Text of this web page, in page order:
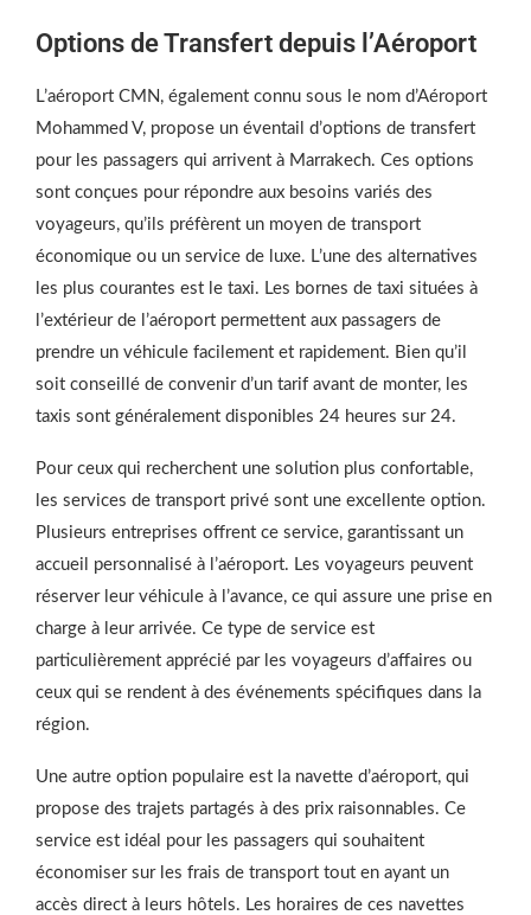
Options de Transfert depuis l’Aéroport
L’aéroport CMN, également connu sous le nom d’Aéroport
Mohammed V, propose un éventail d’options de transfert
pour les passagers qui arrivent à Marrakech. Ces options
sont conçues pour répondre aux besoins variés des
voyageurs, qu’ils préfèrent un moyen de transport
économique ou un service de luxe. L’une des alternatives
les plus courantes est le taxi. Les bornes de taxi situées à
l’extérieur de l’aéroport permettent aux passagers de
prendre un véhicule facilement et rapidement. Bien qu’il
soit conseillé de convenir d’un tarif avant de monter, les
taxis sont généralement disponibles 24 heures sur 24.
Pour ceux qui recherchent une solution plus confortable,
les services de transport privé sont une excellente option.
Plusieurs entreprises offrent ce service, garantissant un
accueil personnalisé à l’aéroport. Les voyageurs peuvent
réserver leur véhicule à l’avance, ce qui assure une prise en
charge à leur arrivée. Ce type de service est
particulièrement apprécié par les voyageurs d’affaires ou
ceux qui se rendent à des événements spécifiques dans la
région.
Une autre option populaire est la navette d’aéroport, qui
propose des trajets partagés à des prix raisonnables. Ce
service est idéal pour les passagers qui souhaitent
économiser sur les frais de transport tout en ayant un
accès direct à leurs hôtels. Les horaires de ces navettes